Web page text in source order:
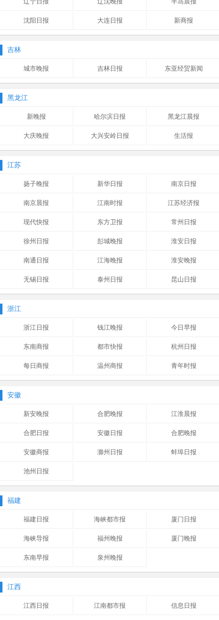
沈阳日报 大连日报 新商报
吉林
城市晚报 吉林日报 东亚经贸新闻
黑龙江
新晚报 哈尔滨日报 黑龙江晨报
大庆晚报 大兴安岭日报 生活报
江苏
扬子晚报 新华日报 南京日报
南京晨报 江南时报 江苏经济报
现代快报 东方卫报 常州日报
徐州日报 彭城晚报 淮安日报
南通日报 江海晚报 淮安晚报
无锡日报 泰州日报 昆山日报
浙江
浙江日报 钱江晚报 今日早报
东南商报 都市快报 杭州日报
每日商报 温州商报 青年时报
安徽
新安晚报 合肥晚报 江淮晨报
合肥日报 安徽日报 合肥晚报
安徽商报 滁州日报 蚌埠日报
池州日报
福建
福建日报 海峡都市报 厦门日报
海峡导报 福州晚报 厦门晚报
东南早报 泉州晚报
江西
江西日报 江南都市报 信息日报